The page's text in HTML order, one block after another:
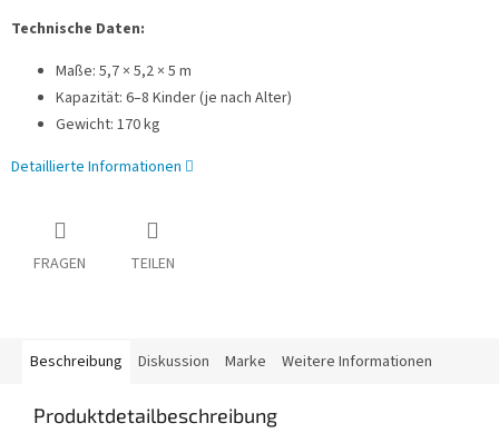
Technische Daten:
Maße: 5,7 × 5,2 × 5 m
Kapazität: 6–8 Kinder (je nach Alter)
Gewicht: 170 kg
Detaillierte Informationen
FRAGEN TEILEN
Beschreibung Diskussion Marke Weitere Informationen
Produktdetailbeschreibung